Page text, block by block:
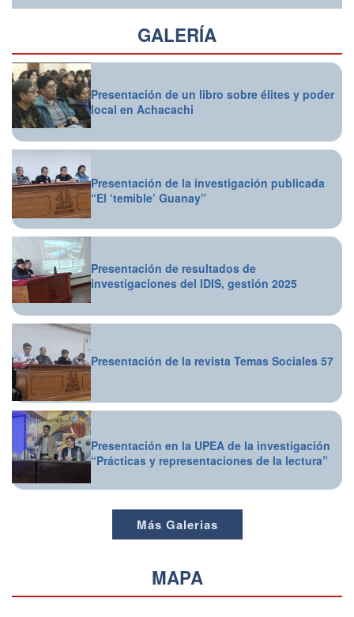
GALERÍA
Presentación de un libro sobre élites y poder
local en Achacachi
Presentación de la investigación publicada
“El ‘temible’ Guanay”
Presentación de resultados de
investigaciones del IDIS, gestión 2025
Presentación de la revista Temas Sociales 57
Presentación en la UPEA de la investigación
“Prácticas y representaciones de la lectura”
Más Galerias
MAPA